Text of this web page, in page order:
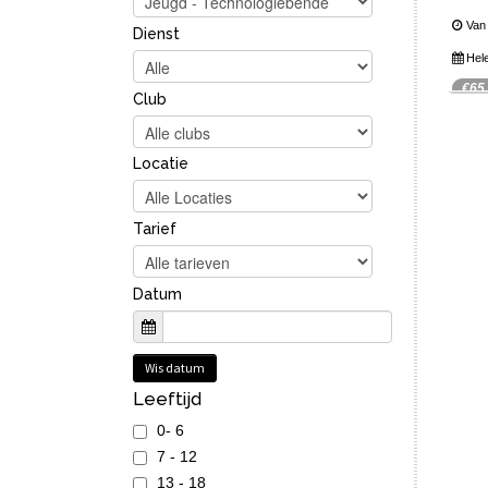
Dienst
Club
Locatie
Tarief
Datum
Wis datum
Leeftijd
0- 6
7 - 12
13 - 18